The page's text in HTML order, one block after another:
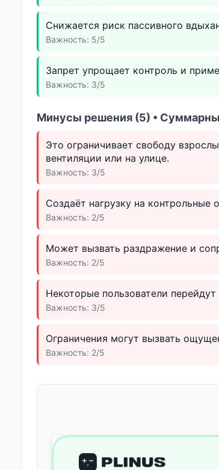
Снижается риск пассивного
Важность: 5/5
Запрет упрощает контроль и
Важность: 3/5
Минусы решения (5) •
Это ограничивает свободу
вентиляции или на улице.
Важность: 3/5
Создаёт нагрузку на контрольные
Важность: 2/5
Может вызвать раздражение и
Важность: 2/5
Некоторые пользователи
Важность: 3/5
Ограничения могут вызвать
Важность: 2/5